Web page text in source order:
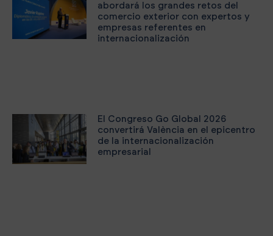
abordará los grandes retos del
comercio exterior con expertos y
empresas referentes en
internacionalización
El Congreso Go Global 2026
convertirá València en el epicentro
de la internacionalización
empresarial